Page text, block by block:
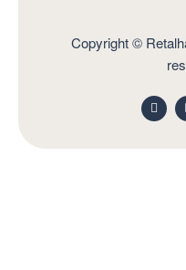
Copyright ©